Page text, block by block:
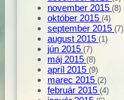
november 2015 (8)
október 2015 (4)
september 2015 (7)
august 2015 (1)
jún 2015 (7)
máj 2015 (8)
apríl 2015 (9)
marec 2015 (2)
február 2015 (4)